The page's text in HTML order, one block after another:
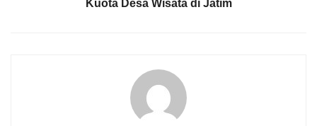
Kuota Desa Wisata di Jatim